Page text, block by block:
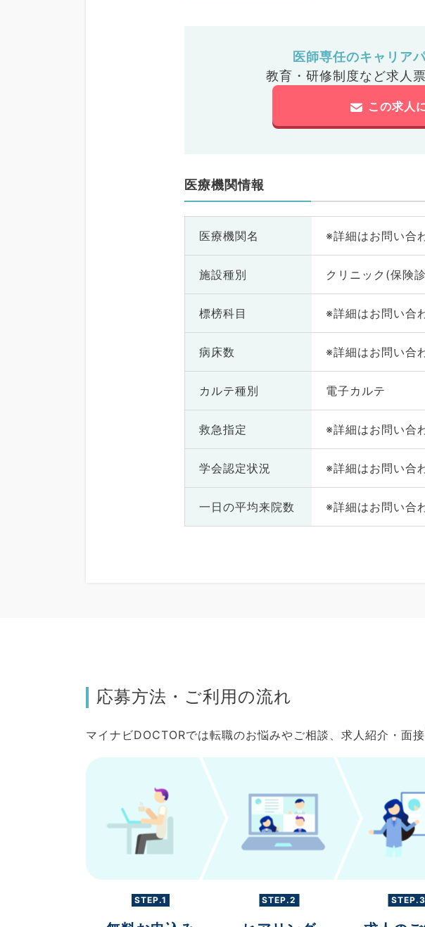
医師専任のキャリア
教育・研修制度など求人
この求人
医療機関情報
医療機関名 ※詳細はお問い合
施設種別 クリニック(保険
標榜科目 ※詳細はお問い合
病床数 ※詳細はお問い合
カルテ種別 電子カルテ
救急指定 ※詳細はお問い合
学会認定状況 ※詳細はお問い合
一日の平均来院数 ※詳細はお問い合
応募方法・ご利用の流れ
マイナビDOCTORでは転職のお悩みやご相談、求人紹介・面
STEP.1 STEP.2 STEP.3